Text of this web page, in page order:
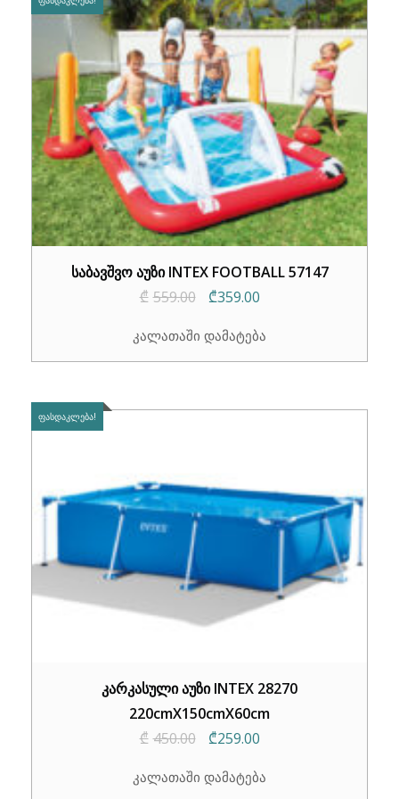
საბავშვო აუზი INTEX FOOTBALL 57147
₾ 559.00
Original
was:
₾359.00Current
is:
კალათაში დამატება
ᲤᲐᲡᲓᲐᲙᲚᲔᲑᲐ!
კარკასული აუზი INTEX 28270
220cmX150cmX60cm
₾ 450.00
Original
was:
₾259.00Current
is:
კალათაში დამატება